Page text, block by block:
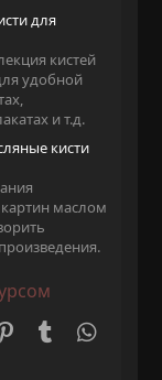
для
кистей
удобной
и т.д.
кисти
маслом
PinterestTumblr